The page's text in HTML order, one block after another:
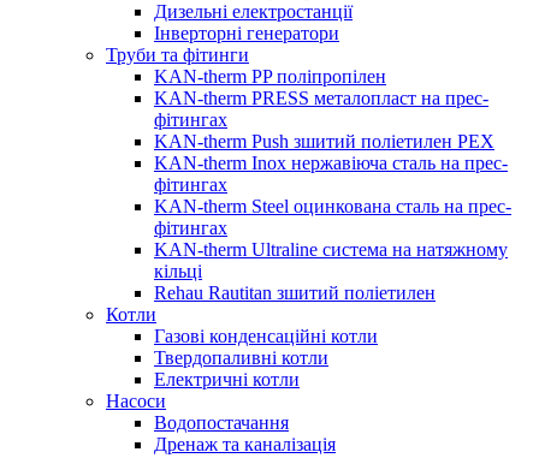
Дизельні електростанції
Інверторні генератори
Труби та фітинги
KAN-therm PP поліпропілен
KAN-therm PRESS металопласт на прес-
фітингах
KAN-therm Push зшитий поліетилен PEX
KAN-therm Inox нержавіюча сталь на прес-
фітингах
KAN-therm Steel оцинкована сталь на прес-
фітингах
KAN-therm Ultraline система на натяжному
кільці
Rehau Rautitan зшитий поліетилен
Котли
Газові конденсаційні котли
Твердопаливні котли
Електричні котли
Насоси
Водопостачання
Дренаж та каналізація